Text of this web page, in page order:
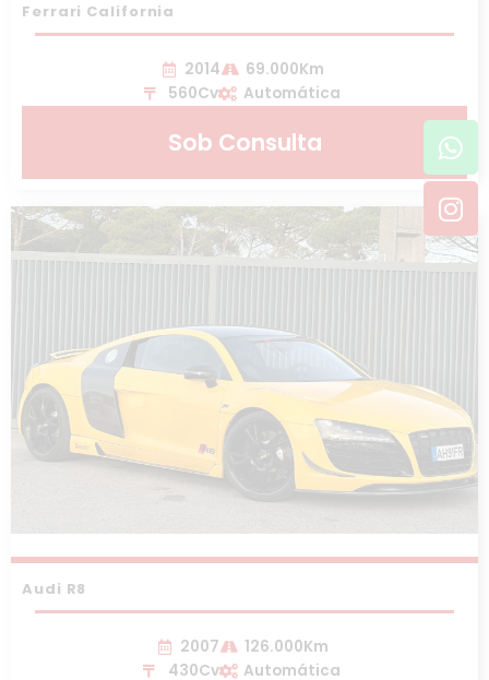
Ferrari California
2014
69.000Km
560Cv
Automática
Sob Consulta
Audi R8
2007
126.000Km
430Cv
Automática